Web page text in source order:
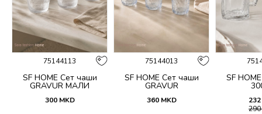
75144113
SF HOME Сет чаши
GRAVUR МАЛИ
300 MKD
75144013
SF HOME Сет чаши
GRAVUR
360 MKD
SF
232
290